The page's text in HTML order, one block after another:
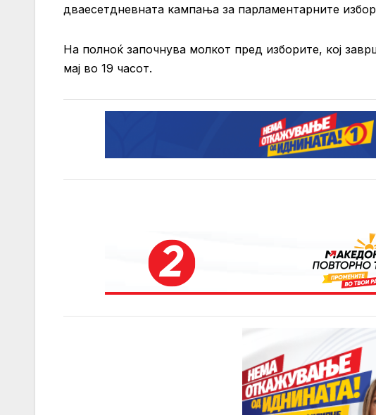
дваесетдневната кампања за парламентарните
На полноќ започнува молкот пред изборите, кој
мај во 19 часот.